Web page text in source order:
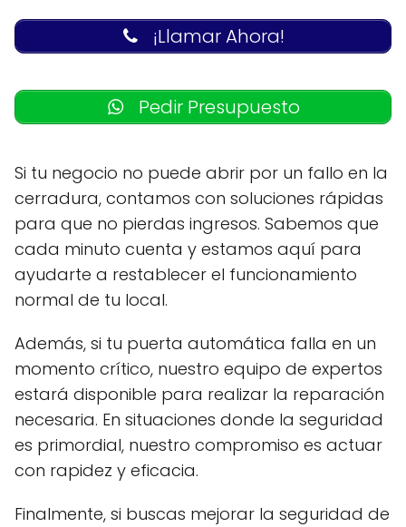
¡Llamar Ahora!
Pedir Presupuesto
Si tu negocio no puede abrir por un fallo en la
cerradura, contamos con soluciones rápidas
para que no pierdas ingresos. Sabemos que
cada minuto cuenta y estamos aquí para
ayudarte a restablecer el funcionamiento
normal de tu local.
Además, si tu puerta automática falla en un
momento crítico, nuestro equipo de expertos
estará disponible para realizar la reparación
necesaria. En situaciones donde la seguridad
es primordial, nuestro compromiso es actuar
con rapidez y eficacia.
Finalmente, si buscas mejorar la seguridad de